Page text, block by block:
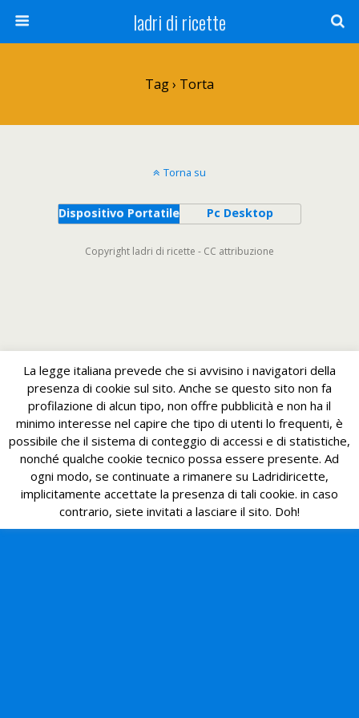
ladri di ricette
Tag › Torta
Torna su
Dispositivo Portatile Pc Desktop
Copyright ladri di ricette - CC attribuzione
La legge italiana prevede che si avvisino i navigatori della
presenza di cookie sul sito. Anche se questo sito non fa
profilazione di alcun tipo, non offre pubblicità e non ha il
minimo interesse nel capire che tipo di utenti lo frequenti, è
possibile che il sistema di conteggio di accessi e di statistiche,
nonché qualche cookie tecnico possa essere presente. Ad
ogni modo, se continuate a rimanere su Ladridiricette,
implicitamente accettate la presenza di tali cookie. in caso
contrario, siete invitati a lasciare il sito. Doh!